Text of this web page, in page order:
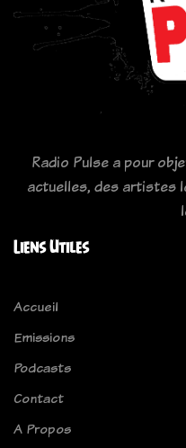
Radio Pulse a pour
actuelles, des artistes
Liens Utiles
Accueil
Emissions
Podcasts
Contact
A Propos